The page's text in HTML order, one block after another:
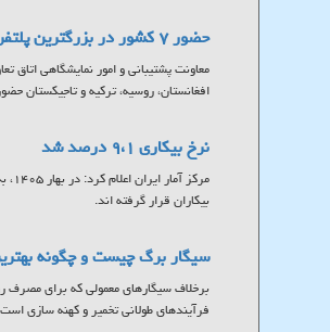
حضور ۷ کشور در بزرگترین پلتفرم تبادلات تجاری حوزه ساخت وساز
افغانستان، روسیه، ترکیه و تاجیکستان
نرخ بیکاری ۹،۱ درصد شد
بیکاران قرار گرفته اند.
سیگار برگ چیست و چگونه
برخلاف سیگارهای معمولی که برای مصرف
فرآیندهای طولانی تخمیر و کهنه سازی